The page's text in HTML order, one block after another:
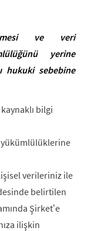
ve veri
yerine
hukuki sebebine
bilgi
verileriniz ile
belirtilen
Şirket’e
ilişkin